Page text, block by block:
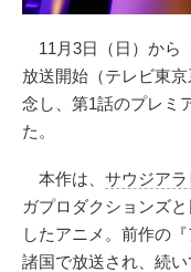
11月3日（日）から
放送開始（テレビ東
念し、第1話のプレミ
た。
本作は、 サウジアラ
ガプロダクションズ
したアニメ。前作の
諸国で放送され、続